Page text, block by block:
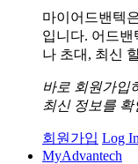
마이어드밴텍
입니다. 어드밴
나 초대, 최신
바로 회원가입
최신 정보를 확
회원가입 Log In
MyAdvantech